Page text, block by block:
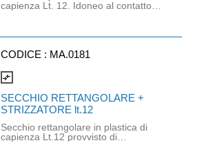
capienza Lt. 12. Idoneo al contatto
giardinaggio. Dotato di beccuccio
liquidi durante lo svuotamento.
CODICE : MA.0181
compare_arrows
SECCHIO RETTANGOLARE +
STRIZZATORE lt.12
Secchio rettangolare in plastica di
capienza Lt.12 provvisto di